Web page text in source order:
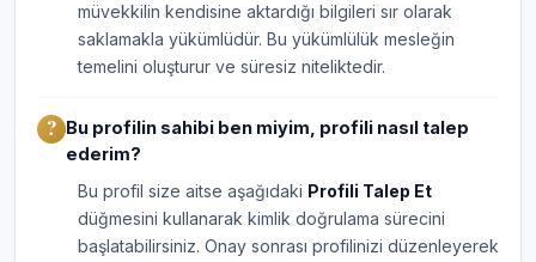
müvekkilin kendisine aktardığı bilgileri sır olarak
saklamakla yükümlüdür. Bu yükümlülük mesleğin
temelini oluşturur ve süresiz niteliktedir.
Bu profilin sahibi ben miyim, profili nasıl talep
ederim?
Bu profil size aitse aşağıdaki Profili Talep Et
düğmesini kullanarak kimlik doğrulama sürecini
başlatabilirsiniz. Onay sonrası profilinizi düzenleyerek